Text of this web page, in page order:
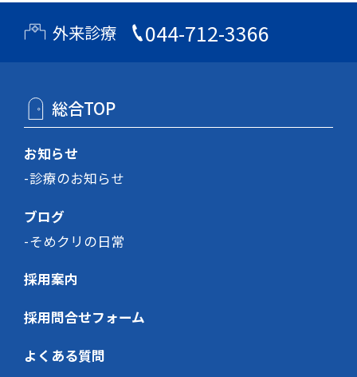
外来診療 044-712-3366
総合TOP
お知らせ
診療のお知らせ
ブログ
そめクリの日常
採用案内
採用問合せフォーム
よくある質問